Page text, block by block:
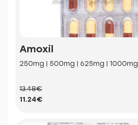
Amoxil
250mg | 500mg | 625mg | 1000mg
13.48€
11.24€